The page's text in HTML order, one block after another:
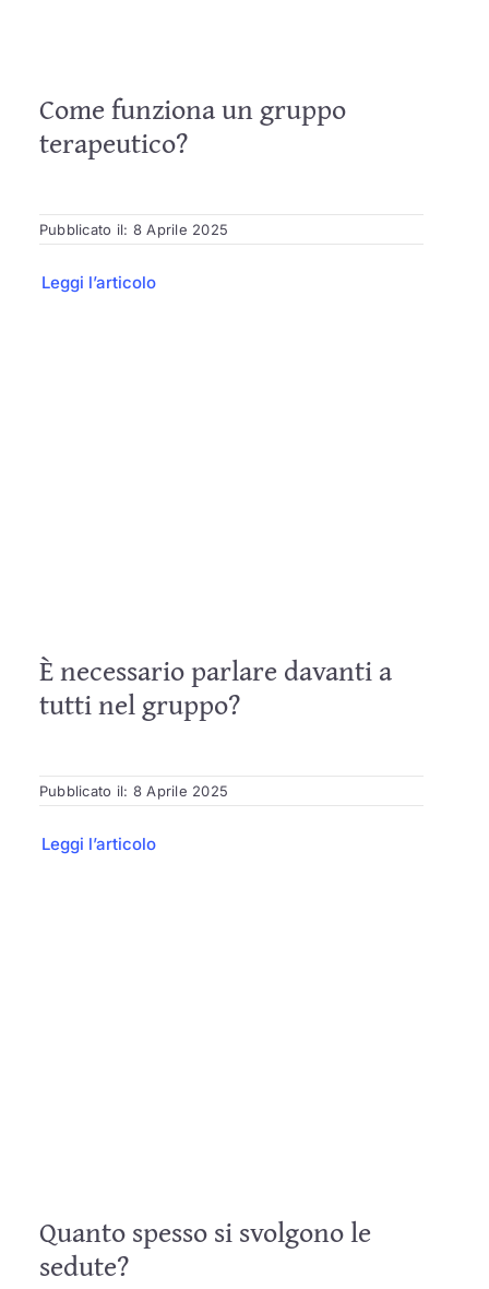
Come funziona un gruppo
terapeutico?
Pubblicato il: 8 Aprile 2025
Leggi l’articolo
È necessario parlare davanti a
tutti nel gruppo?
Pubblicato il: 8 Aprile 2025
Leggi l’articolo
Quanto spesso si svolgono le
sedute?